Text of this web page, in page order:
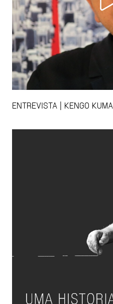
ENTREVISTA | KENGO KUMA